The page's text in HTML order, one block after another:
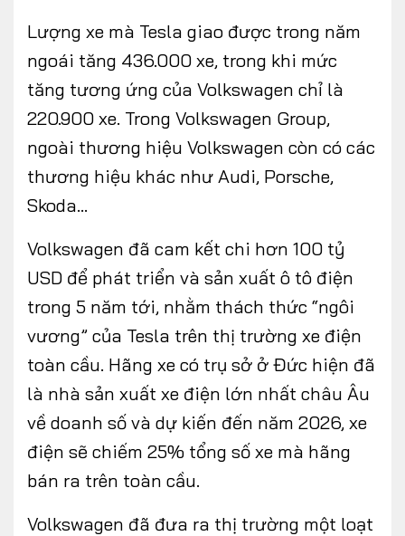
Facebook Youtube
CONTACT US
0972271616
ngocvu.vneconomy@gmail.com
Lượng xe mà Tesla giao được trong năm
ngoái tăng 436.000 xe, trong khi mức
tăng tương ứng của Volkswagen chỉ là
220.900 xe. Trong Volkswagen Group,
ngoài thương hiệu Volkswagen còn có các
thương hiệu khác như Audi, Porsche,
Skoda…
Volkswagen đã cam kết chi hơn 100 tỷ
USD để phát triển và sản xuất ô tô điện
trong 5 năm tới, nhằm thách thức “ngôi
vương” của Tesla trên thị trường xe điện
toàn cầu. Hãng xe có trụ sở ở Đức hiện đã
là nhà sản xuất xe điện lớn nhất châu Âu
về doanh số và dự kiến đến năm 2026, xe
điện sẽ chiếm 25% tổng số xe mà hãng
bán ra trên toàn cầu.
Volkswagen đã đưa ra thị trường một loạt